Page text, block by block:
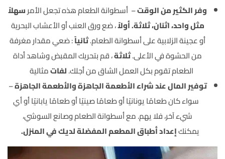
وفر الكثير من الوقت– أسطوانة الطعام هذه تجعل الأمرسهلاً
مثل واحد، اثنان، ثلاثة.أولاً، ضع ورق العنب أو الأعشاب البحرية
أو عجينة الزلابية على أسطوانة الطعام.ثانياً: ضعي مقدار مغرفة
من الحشوة في الأعلى.ثلاثة، قم بتحريك المقبض وشاهد أداة
الطعام تقوم بكل العمل الشاق من أجلك.لفاتمثالية
توفير المال عند شراء الأطعمة الجاهزة والأطعمة الجاهزة–
سواء كان طعامًا يونانيًا أو طعامًا صينيًا أو طعامًا يابانيًا أو أي
شيء آخر، فلا يهم.مع أسطوانة الطعام وصانع السوشي،
يمكنكإعداد أطباق المطعم المفضلة لديك في المنزل.